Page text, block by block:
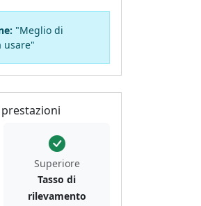
"Meglio di
usare"
Superiore
Tasso di
rilevamento